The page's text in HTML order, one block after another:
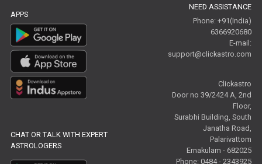
APPS
CHAT OR TALK WITH EXPERT
ASTROLOGERS
NEED ASSISTANCE
Phone: +91(India)
6366920680
E-mail:
support@clickastro.com
Clickastro
Door no 39/2424 A, 2nd
Floor,
Surabhi Building, South
Janatha Road,
Palarivattom
Ernakulam - 682025
Phone: 0484 - 2343925